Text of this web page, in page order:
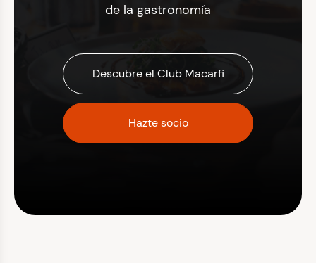
de la gastronomía
Descubre el Club Macarfi
Hazte socio